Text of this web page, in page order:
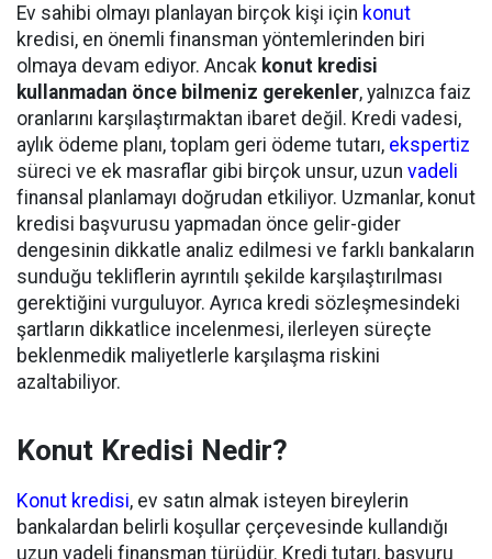
Ev sahibi olmayı planlayan birçok kişi için konut
kredisi, en önemli finansman yöntemlerinden biri
olmaya devam ediyor. Ancak konut kredisi
kullanmadan önce bilmeniz gerekenler, yalnızca faiz
oranlarını karşılaştırmaktan ibaret değil. Kredi vadesi,
aylık ödeme planı, toplam geri ödeme tutarı, ekspertiz
süreci ve ek masraflar gibi birçok unsur, uzun vadeli
finansal planlamayı doğrudan etkiliyor. Uzmanlar, konut
kredisi başvurusu yapmadan önce gelir-gider
dengesinin dikkatle analiz edilmesi ve farklı bankaların
sunduğu tekliflerin ayrıntılı şekilde karşılaştırılması
gerektiğini vurguluyor. Ayrıca kredi sözleşmesindeki
şartların dikkatlice incelenmesi, ilerleyen süreçte
beklenmedik maliyetlerle karşılaşma riskini
azaltabiliyor.
Konut Kredisi Nedir?
Konut kredisi, ev satın almak isteyen bireylerin
bankalardan belirli koşullar çerçevesinde kullandığı
uzun vadeli finansman türüdür. Kredi tutarı, başvuru